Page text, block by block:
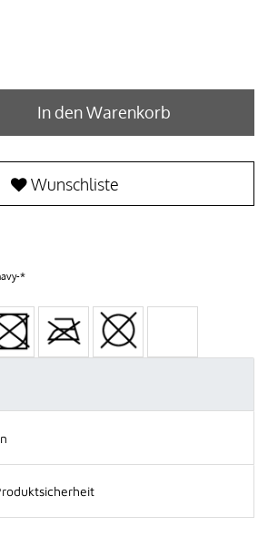
In den Warenkorb
Wunschliste
*